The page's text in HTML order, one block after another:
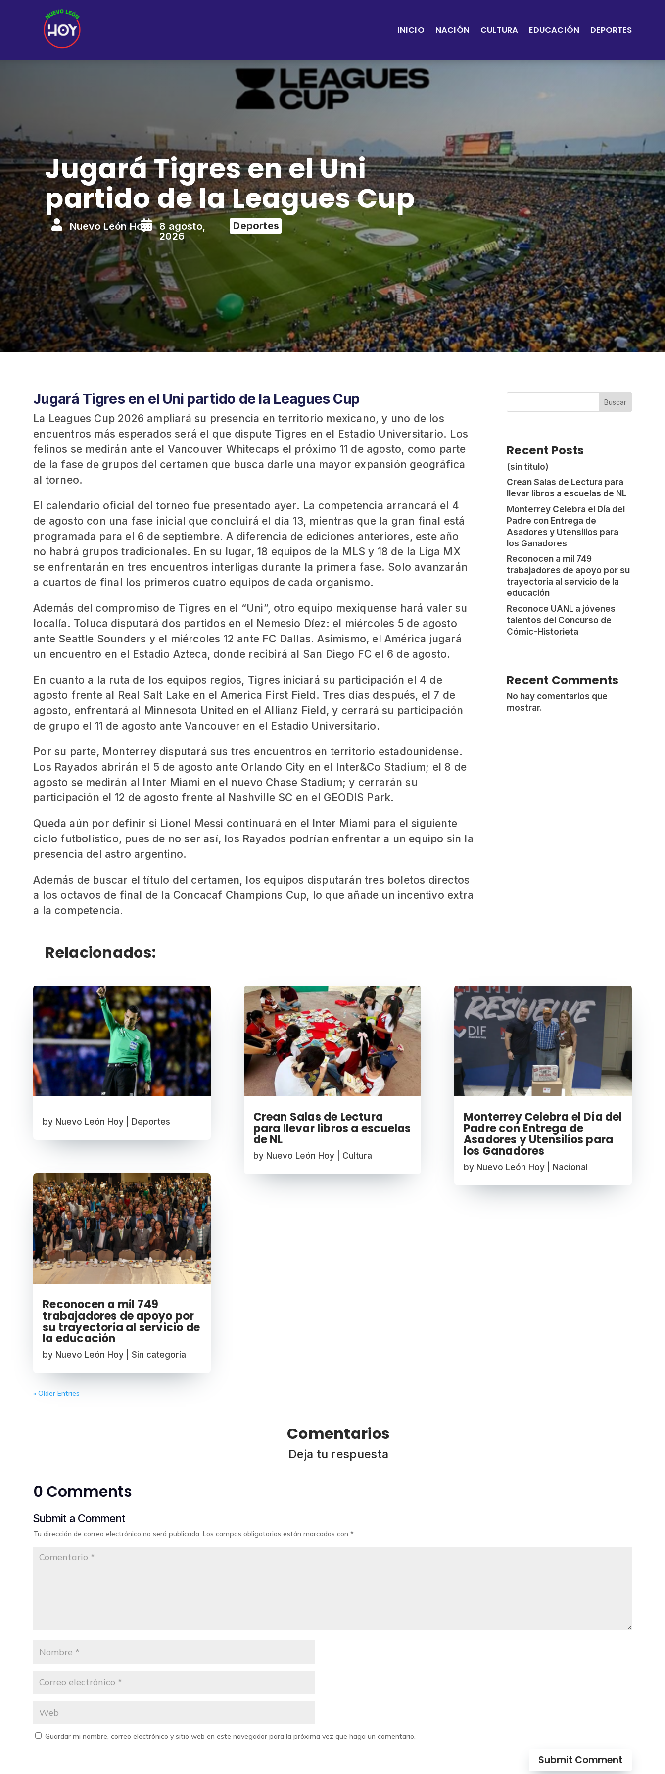
INICIO NACIÓN CULTURA EDUCACIÓN DEPORTES
Jugará Tigres en el Uni
partido de la Leagues Cup
 Nuevo León Hoy

8 agosto,
2026
Deportes
Jugará Tigres en el Uni partido de la Leagues Cup
La Leagues Cup 2026 ampliará su presencia en territorio mexicano, y uno de los
encuentros más esperados será el que dispute Tigres en el Estadio Universitario. Los
felinos se medirán ante el Vancouver Whitecaps el próximo 11 de agosto, como parte
de la fase de grupos del certamen que busca darle una mayor expansión geográfica
al torneo.
El calendario oficial del torneo fue presentado ayer. La competencia arrancará el 4
de agosto con una fase inicial que concluirá el día 13, mientras que la gran final está
programada para el 6 de septiembre. A diferencia de ediciones anteriores, este año
no habrá grupos tradicionales. En su lugar, 18 equipos de la MLS y 18 de la Liga MX
se enfrentarán en tres encuentros interligas durante la primera fase. Solo avanzarán
a cuartos de final los primeros cuatro equipos de cada organismo.
Además del compromiso de Tigres en el “Uni”, otro equipo mexiquense hará valer su
localía. Toluca disputará dos partidos en el Nemesio Díez: el miércoles 5 de agosto
ante Seattle Sounders y el miércoles 12 ante FC Dallas. Asimismo, el América jugará
un encuentro en el Estadio Azteca, donde recibirá al San Diego FC el 6 de agosto.
En cuanto a la ruta de los equipos regios, Tigres iniciará su participación el 4 de
agosto frente al Real Salt Lake en el America First Field. Tres días después, el 7 de
agosto, enfrentará al Minnesota United en el Allianz Field, y cerrará su participación
de grupo el 11 de agosto ante Vancouver en el Estadio Universitario.
Por su parte, Monterrey disputará sus tres encuentros en territorio estadounidense.
Los Rayados abrirán el 5 de agosto ante Orlando City en el Inter&Co Stadium; el 8 de
agosto se medirán al Inter Miami en el nuevo Chase Stadium; y cerrarán su
participación el 12 de agosto frente al Nashville SC en el GEODIS Park.
Queda aún por definir si Lionel Messi continuará en el Inter Miami para el siguiente
ciclo futbolístico, pues de no ser así, los Rayados podrían enfrentar a un equipo sin la
presencia del astro argentino.
Además de buscar el título del certamen, los equipos disputarán tres boletos directos
a los octavos de final de la Concacaf Champions Cup, lo que añade un incentivo extra
a la competencia.
Buscar
Recent Posts
(sin título)
Crean Salas de Lectura para
llevar libros a escuelas de NL
Monterrey Celebra el Día del
Padre con Entrega de
Asadores y Utensilios para
los Ganadores
Reconocen a mil 749
trabajadores de apoyo por su
trayectoria al servicio de la
educación
Reconoce UANL a jóvenes
talentos del Concurso de
Cómic-Historieta
Recent Comments
No hay comentarios que
mostrar.
Relacionados:
by Nuevo León Hoy Deportes
Reconocen a mil 749
trabajadores de apoyo por
su trayectoria al servicio de
la educación
by Nuevo León Hoy |Sin categoría
Crean Salas de Lectura
para llevar libros a escuelas
de NL
by Nuevo León Hoy| Cultura
Monterrey Celebra el Día del
Padre con Entrega de
Asadores y Utensilios para
los Ganadores
by Nuevo León Hoy| Nacional
« Older Entries
Comentarios
Deja tu respuesta
0 Comments
Submit a Comment
Tu dirección de correo electrónico no será publicada. Los campos obligatorios están marcados con*
Guardar mi nombre, correo electrónico y sitio web en este navegador para la próxima vez que haga un comentario.
Submit Comment